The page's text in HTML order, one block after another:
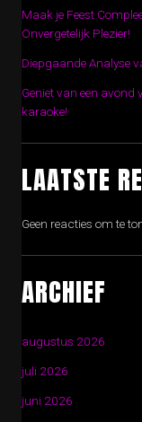
Maak je Feest
Onvergetelijk Plezier!
Diepgaande Analyse
Geniet van een avond
karaoke!
LAATSTE
Geen reacties om te
ARCHIEF
augustus 2026
juli 2026
juni 2026